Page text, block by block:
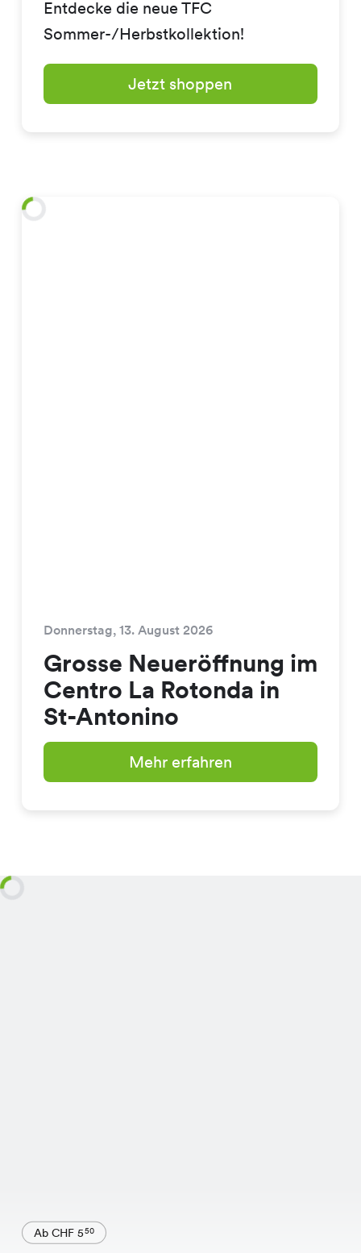
Entdecke die neue TFC
Sommer-/Herbstkollektion!
Jetzt shoppen
Donnerstag, 13. August 2026
Grosse Neueröffnung im
Centro La Rotonda in
St-Antonino
Mehr erfahren
Ab CHF 550